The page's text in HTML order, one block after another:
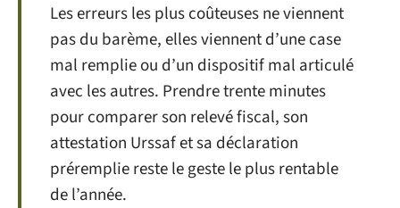
Les erreurs les plus coûteuses ne viennent
pas du barème, elles viennent d’une case
mal remplie ou d’un dispositif mal articulé
avec les autres. Prendre trente minutes
pour comparer son relevé fiscal, son
attestation Urssaf et sa déclaration
préremplie reste le geste le plus rentable
de l’année.